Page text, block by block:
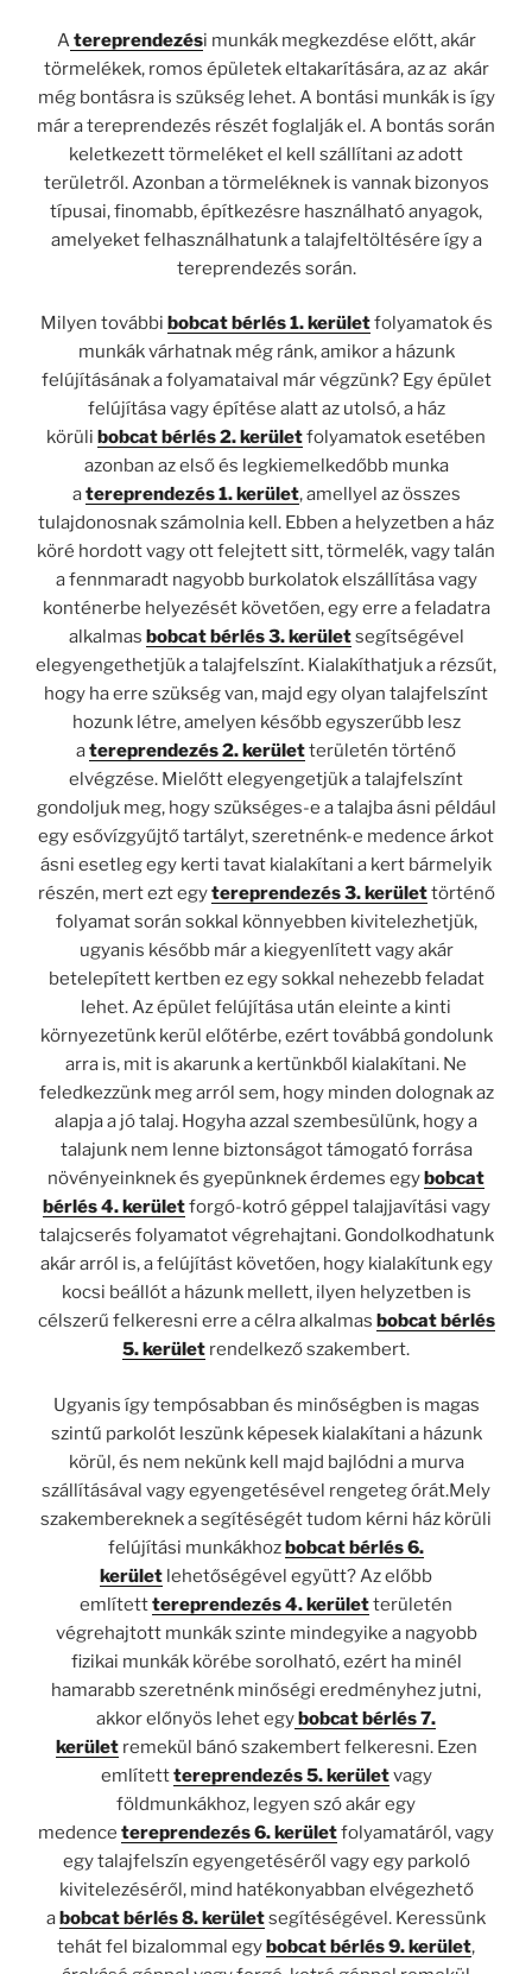
Atereprendezési munkák megkezdése előtt, akár
törmelékek, romos épületek eltakarítására, az az akár
még bontásra is szükség lehet. A bontási munkák is így
már a tereprendezés részét foglalják el. A bontás során
keletkezett törmeléket el kell szállítani az adott
területről. Azonban a törmeléknek is vannak bizonyos
típusai, finomabb, építkezésre használható anyagok,
amelyeket felhasználhatunk a talajfeltöltésére így a
tereprendezés során.
Milyen további bobcat bérlés 1. kerületfolyamatok és
munkák várhatnak még ránk, amikor a házunk
felújításának a folyamataival már végzünk? Egy épület
felújítása vagy építése alatt az utolsó, a ház
körüli bobcat bérlés 2. kerületfolyamatok esetében
azonban az első és legkiemelkedőbb munka
atereprendezés 1. kerület, amellyel az összes
tulajdonosnak számolnia kell. Ebben a helyzetben a ház
köré hordott vagy ott felejtett sitt, törmelék, vagy talán
a fennmaradt nagyobb burkolatok elszállítása vagy
konténerbe helyezését követően, egy erre a feladatra
alkalmas bobcat bérlés 3. kerületsegítségével
elegyengethetjük a talajfelszínt. Kialakíthatjuk a rézsűt,
hogy ha erre szükség van, majd egy olyan talajfelszínt
hozunk létre, amelyen később egyszerűbb lesz
atereprendezés 2. kerületterületén történő
elvégzése. Mielőtt elegyengetjük a talajfelszínt
gondoljuk meg, hogy szükséges-e a talajba ásni például
egy esővízgyűjtő tartályt, szeretnénk-e medence árkot
ásni esetleg egy kerti tavat kialakítani a kert bármelyik
részén, mert ezt egytereprendezés 3. kerülettörténő
folyamat során sokkal könnyebben kivitelezhetjük,
ugyanis később már a kiegyenlített vagy akár
betelepített kertben ez egy sokkal nehezebb feladat
lehet. Az épület felújítása után eleinte a kinti
környezetünk kerül előtérbe, ezért továbbá gondolunk
arra is, mit is akarunk a kertünkből kialakítani. Ne
feledkezzünk meg arról sem, hogy minden dolognak az
alapja a jó talaj. Hogyha azzal szembesülünk, hogy a
talajunk nem lenne biztonságot támogató forrása
növényeinknek és gyepünknek érdemes egybobcat
bérlés 4. kerületforgó-kotró géppel talajjavítási vagy
talajcserés folyamatot végrehajtani. Gondolkodhatunk
akár arról is, a felújítást követően, hogy kialakítunk egy
kocsi beállót a házunk mellett, ilyen helyzetben is
célszerű felkeresni erre a célra alkalmas bobcat bérlés
5. kerület rendelkező szakembert.
Ugyanis így tempósabban és minőségben is magas
szintű parkolót leszünk képesek kialakítani a házunk
körül, és nem nekünk kell majd bajlódni a murva
szállításával vagy egyengetésével rengeteg órát.Mely
szakembereknek a segítéségét tudom kérni ház körüli
felújítási munkákhozbobcat bérlés 6.
kerület lehetőségével együtt? Az előbb
említetttereprendezés 4. kerületterületén
végrehajtott munkák szinte mindegyike a nagyobb
fizikai munkák körébe sorolható, ezért ha minél
hamarabb szeretnénk minőségi eredményhez jutni,
akkor előnyös lehet egybobcat bérlés 7.
kerületremekül bánó szakembert felkeresni. Ezen
említetttereprendezés 5. kerületvagy
földmunkákhoz, legyen szó akár egy
medence tereprendezés 6. kerületfolyamatáról, vagy
egy talajfelszín egyengetéséről vagy egy parkoló
kivitelezéséről, mind hatékonyabban elvégezhető
abobcat bérlés 8. kerületsegítéségével. Keressünk
tehát fel bizalommal egybobcat bérlés 9. kerület,